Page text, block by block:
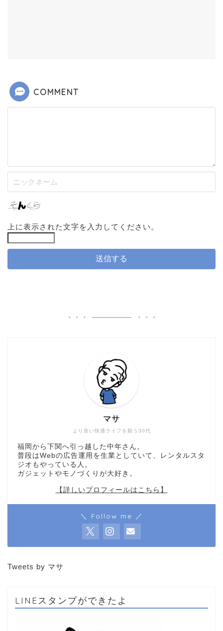
COMMENT
上に表示された文字を入力してください。
より良い快適ライフを願う30代
マサ
福岡から下関へ引っ越した中年さん。
普段はWebの広告運用を生業としていて、レンタルスタ
ジオもやっている人。
ガジェットやモノづくりが大好き。
【詳しいプロフィールはこちら】
＼ Follow me ／
Tweets by マサ
LINEスタンプができたよ